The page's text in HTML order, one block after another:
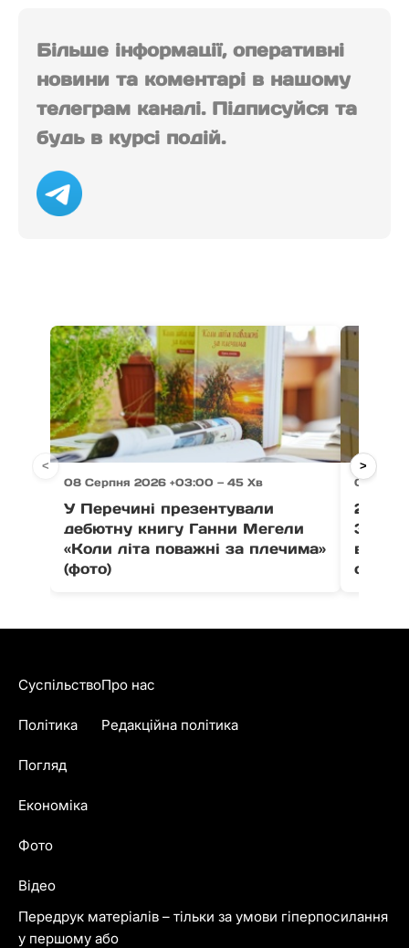
Більше інформації, оперативні
новини та коментарі в нашому
телеграм каналі. Підписуйся та
будь в курсі подій.
08 Серпня 2026 +03:00 — 45 Хв
У Перечині презентували
дебютну книгу Ганни Мегели
«Коли літа поважні за плечима»
(фото)
08
21
< >
Передрук матеріалів – тільки за умови гіперпосилання
у першому або
Суспільство
Політика
Погляд
Економіка
Фото
Відео
Про нас
Редакційна політика